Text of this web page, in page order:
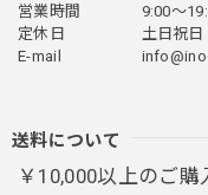
ブラッ
2025/12/
とっても暖かいです
クにチャックが気にな
営業時間
9:00〜
定休日
土日祝日
E-mail
送料について
￥10,000以上のご購